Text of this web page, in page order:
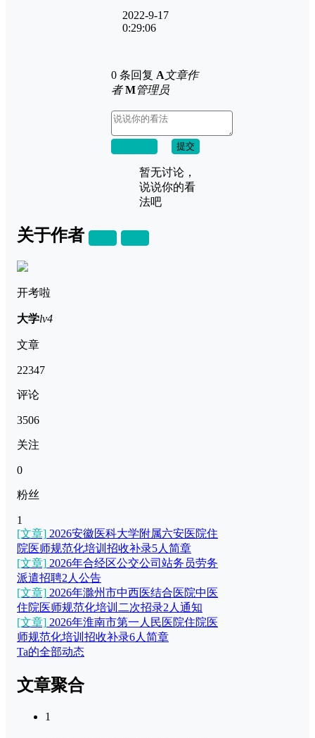
2022-9-17
0:29:06
0 条回复 A文章作
者 M管理员
提交
暂无讨论，
说说你的看
法吧
关于作者
开考啦
大学lv4
文章
22347
评论
3506
关注
0
粉丝
1
[文章] 2026安徽医科大学附属六安医院住
院医师规范化培训招收补录5人简章
[文章] 2026年合经区公交公司站务员劳务
派遣招聘2人公告
[文章] 2026年滁州市中西医结合医院中医
住院医师规范化培训二次招录2人通知
[文章] 2026年淮南市第一人民医院住院医
师规范化培训招收补录6人简章
Ta的全部动态
文章聚合
1